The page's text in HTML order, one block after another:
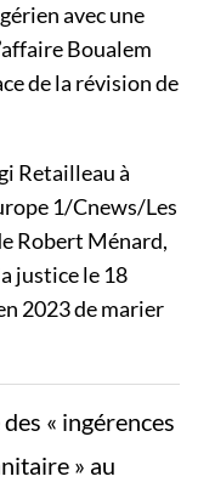
avec une
Boualem
de la révision de
Retailleau à
1/Cnews/Les
Robert Ménard,
justice le 18
2023 de marier
« ingérences
» au